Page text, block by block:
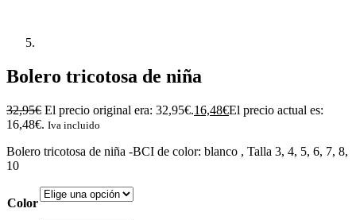
Bolero tricotosa de niña
32,95€ El precio original era: 32,95€.16,48€El precio actual es:
16,48€. Iva incluido
Bolero tricotosa de niña -BCI de color: blanco , Talla 3, 4, 5, 6, 7, 8,
10
Color